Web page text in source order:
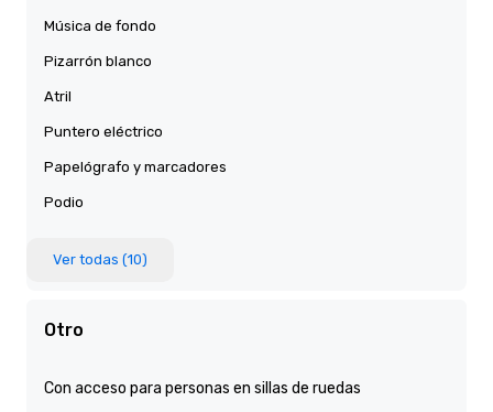
Música de fondo
Pizarrón blanco
Atril
Puntero eléctrico
Papelógrafo y marcadores
Podio
Ver todas (10)
Otro
Con acceso para personas en sillas de ruedas